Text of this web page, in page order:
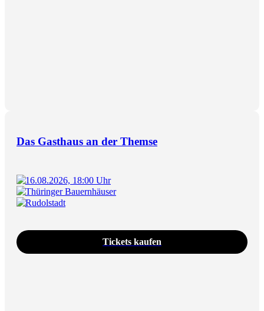
Das Gasthaus an der Themse
16.08.2026, 18:00 Uhr
Thüringer Bauernhäuser
Rudolstadt
Tickets kaufen